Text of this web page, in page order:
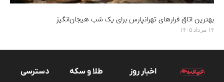
بهترین اتاق فرارهای تهرانپارس برای یک شب هیجان‌انگیز
۱۴ مرداد ۱۴۰۵
اخبار روز طلا و سکه
دسترسی